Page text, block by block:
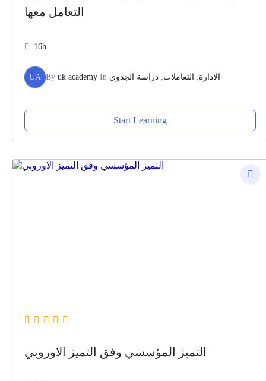
التعامل معها
16h
UA By uk academy In الادارة التعاملات دراسة الجدوى
Start Learning
التميز المؤسسي وفق التميز الاوروبي